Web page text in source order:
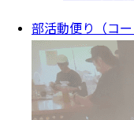
部活動便り（コー